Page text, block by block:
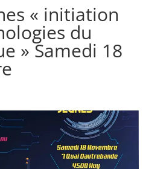
« initiation
du
» Samedi 18